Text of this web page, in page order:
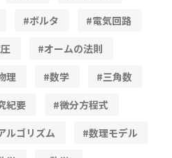
ボルタ
電気回路
オームの法則
理 数学
三角数
紀要
微分方程式
ルゴリズム
数理モデル